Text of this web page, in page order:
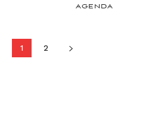
AGENDA
1 2